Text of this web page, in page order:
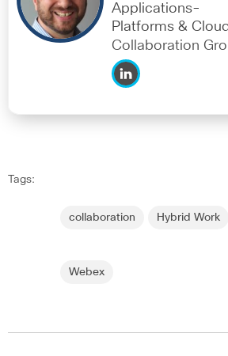
Applications-
Platforms & Cloud
Collaboration
Collaboration
Tags:
collaboration Hybrid Work
Webex